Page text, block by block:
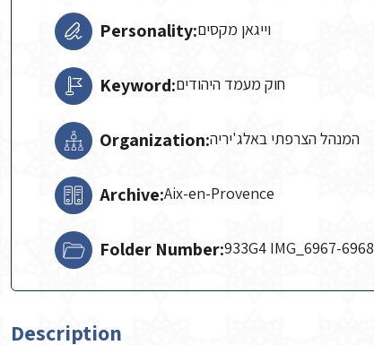
Personality:וייגאן מקסים
Keyword:חוק מעמד היהודים
Organization:המנהל הצרפתי באלג'יריה
Archive:Aix-en-Provence
Folder Number:933G4 IMG_6967-6968
Description